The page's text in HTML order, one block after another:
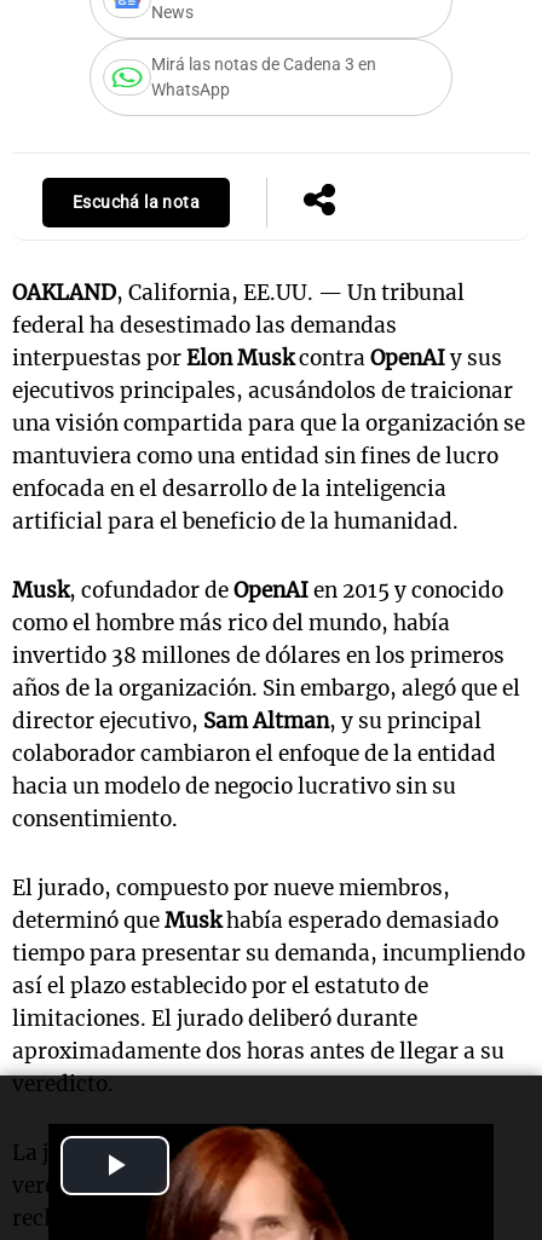
Play
Video
News
Mirá las notas de Cadena 3 en
WhatsApp
Escuchá la nota
OAKLAND, California, EE.UU. — Un tribunal
federal ha desestimado las demandas
interpuestas porElon MuskcontraOpenAIy sus
ejecutivos principales, acusándolos de traicionar
una visión compartida para que la organización se
mantuviera como una entidad sin fines de lucro
enfocada en el desarrollo de la inteligencia
artificial para el beneficio de la humanidad.
Musk, cofundador deOpenAIen 2015 y conocido
como el hombre más rico del mundo, había
invertido 38 millones de dólares en los primeros
años de la organización. Sin embargo, alegó que el
director ejecutivo, Sam Altman, y su principal
colaborador cambiaron el enfoque de la entidad
hacia un modelo de negocio lucrativo sin su
consentimiento.
El jurado, compuesto por nueve miembros,
determinó queMuskhabía esperado demasiado
tiempo para presentar su demanda, incumpliendo
así el plazo establecido por el estatuto de
limitaciones. El jurado deliberó durante
aproximadamente dos horas antes de llegar a su
veredicto.
La jueza Yvonne Gonzalez Rogers
veredicto del jurado y desestimó las
reclamaciones deMusk. El juicio, que se llevó a